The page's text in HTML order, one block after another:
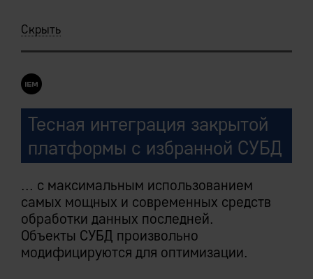
Скрыть
Тесная интеграция закрытой
платформы с избранной СУБД
... с максимальным использованием
самых мощных и современных средств
обработки данных последней.
Объекты СУБД произвольно
модифицируются для оптимизации.